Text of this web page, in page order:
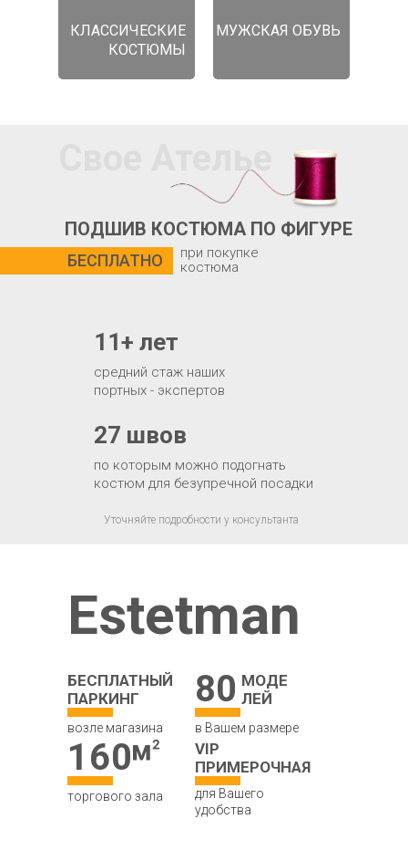
КЛАССИЧЕСКИЕ
КОСТЮМЫ
МУЖСКАЯ ОБУВЬ
Свое Ателье
ПОДШИВ КОСТЮМА ПО ФИГУРЕ
БЕСПЛАТНО
по которым можно подогнать
костюм для безупречной посадки
27 швов
средний стаж наших
портных - экспертов
11+ лет
при покупке
костюма
Уточняйте подробности у консультанта
Estetman
БЕСПЛАТНЫЙ
ПАРКИНГ
возле магазина
80 МОДЕ
ЛЕЙ
в Вашем размере
160
торгового зала
VIP
ПРИМЕРОЧНАЯ
для Вашего
удобства